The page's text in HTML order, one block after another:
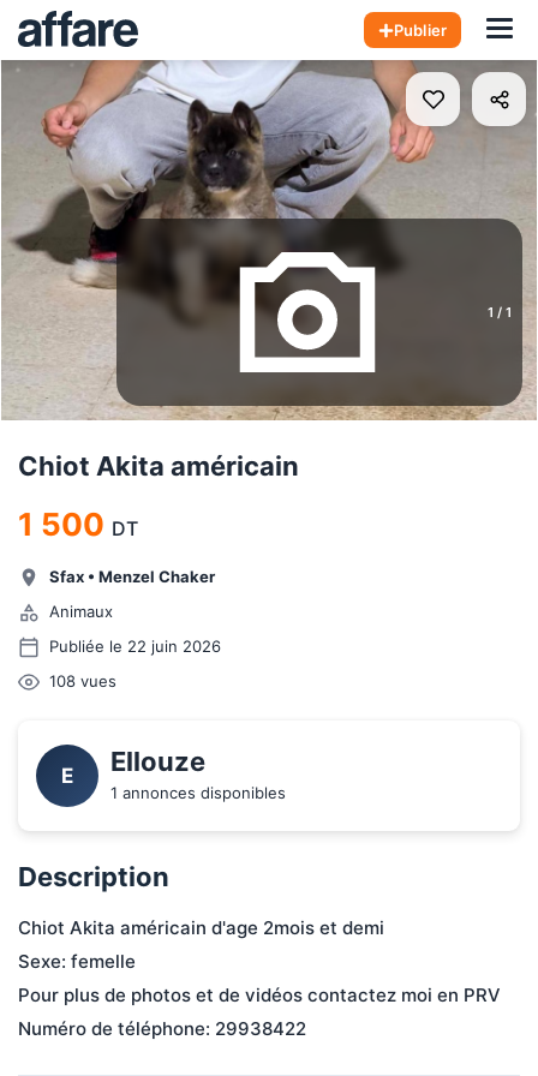
Publier
1 / 1
Chiot Akita américain
1 500 DT
Sfax • Menzel Chaker
Animaux
Publiée le 22 juin 2026
108 vues
E Ellouze
1 annonces disponibles
Description
Chiot Akita américain d'age 2mois et demi
Sexe: femelle
Pour plus de photos et de vidéos contactez moi en PRV
Numéro de téléphone: 29938422